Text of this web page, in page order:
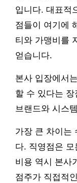
입니다. 대표적
점들이 여기에
티와 가맹비를
얻습니다.
본사 입장에서
할 수 있다는
브랜드와 시스
가장 큰 차이는
다. 직영점은
비용 역시 본사
점주가 직접적